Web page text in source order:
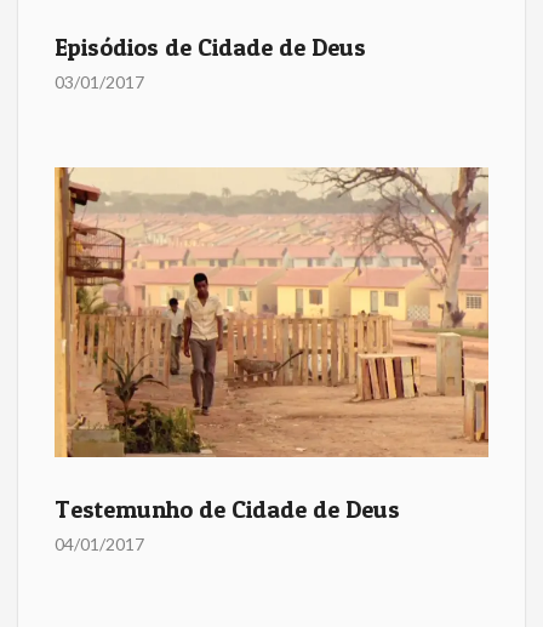
Episódios de Cidade de Deus
03/01/2017
Testemunho de Cidade de Deus
04/01/2017